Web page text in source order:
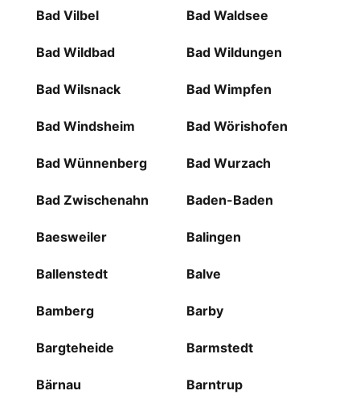
Bad Vilbel Bad Waldsee
Bad Wildbad Bad Wildungen
Bad Wilsnack Bad Wimpfen
Bad Windsheim Bad Wörishofen
Bad Wünnenberg Bad Wurzach
Bad Zwischenahn Baden-Baden
Baesweiler Balingen
Ballenstedt Balve
Bamberg Barby
Bargteheide Barmstedt
Bärnau Barntrup